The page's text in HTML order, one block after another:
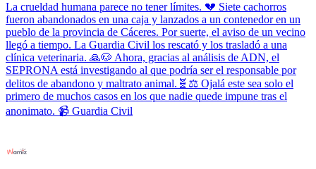
La crueldad humana parece no tener límites. 💔 Siete cachorros
fueron abandonados en una caja y lanzados a un contenedor en un
pueblo de la provincia de Cáceres. Por suerte, el aviso de un vecino
llegó a tiempo. La Guardia Civil los rescató y los trasladó a una
clínica veterinaria. 🙏🐶 Ahora, gracias al análisis de ADN, el
SEPRONA está investigando al que podría ser el responsable por
delitos de abandono y maltrato animal.🧬⚖️ Ojalá este sea solo el
primero de muchos casos en los que nadie quede impune tras el
anonimato. 📹 Guardia Civil